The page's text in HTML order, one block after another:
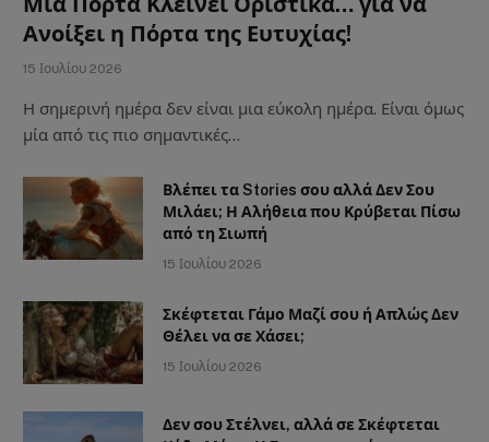
Ανοίξει η Πόρτα της Ευτυχίας!
15 Ιουλίου 2026
Η σημερινή ημέρα δεν είναι μια εύκολη ημέρα. Είναι όμως
μία από τις πιο σημαντικές…
Βλέπει τα Stories σου αλλά Δεν Σου
Μιλάει; Η Αλήθεια που Κρύβεται Πίσω
από τη Σιωπή
15 Ιουλίου 2026
Σκέφτεται Γάμο Μαζί σου ή Απλώς Δεν
Θέλει να σε Χάσει;
15 Ιουλίου 2026
Δεν σου Στέλνει, αλλά σε Σκέφτεται